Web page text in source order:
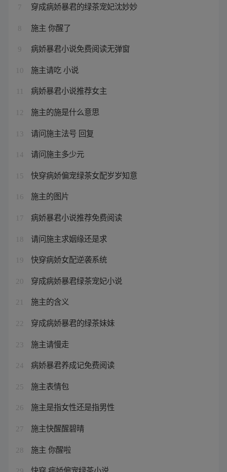
7 穿成病娇暴君的绿茶宠妃沈妙妙
8 施主 你醒了
9 病娇暴君小说免费阅读无弹窗
10 施主请吃 小说
病娇暴君小说推荐女主
12 施主的施是什么意思
13 请问施主法号 回复
14 请问施主多少元
15 快穿病娇偏宠绿茶女配岁岁知意
16 施主的图片
17 病娇暴君小说推荐免费阅读
18 请问施主求姻缘还是求
19 快穿病娇女配逆袭系统
20 穿成病娇暴君绿茶宠妃小说
21 施主的含义
22 穿成病娇暴君的绿茶妹妹
23 施主请慢走
24 病娇暴君养成记免费阅读
25 施主表情包
26 施主是指女性还是指男性
27 施主快醒醒碧晴
28 施主 你醒啦